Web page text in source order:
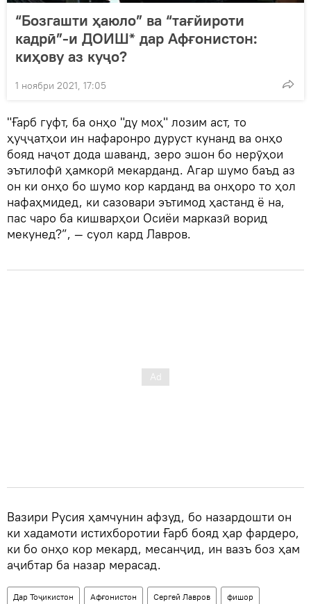
“Бозгашти ҳаюло” ва “тағйироти
кадрӣ”-и ДОИШ* дар Афғонистон:
киҳову аз куҷо?
1 ноябри 2021, 17:05
"Ғарб гуфт, ба онҳо "ду моҳ" лозим аст, то
ҳуҷҷатҳои ин нафаронро дуруст кунанд ва онҳо
бояд наҷот дода шаванд, зеро эшон бо нерӯҳои
эътилофӣ ҳамкорӣ мекарданд. Агар шумо баъд аз
он ки онҳо бо шумо кор карданд ва онҳоро то ҳол
нафаҳмидед, ки сазовари эътимод ҳастанд ё на,
пас чаро ба кишварҳои Осиёи марказӣ ворид
мекунед?”, — суол кард Лавров.
Вазири Русия ҳамчунин афзуд, бо назардошти он
ки хадамоти истихборотии Ғарб бояд ҳар фардеро,
ки бо онҳо кор мекард, месанҷид, ин вазъ боз ҳам
аҷибтар ба назар мерасад.
Дар Тоҷикистон Афғонистон Сергей Лавров фишор